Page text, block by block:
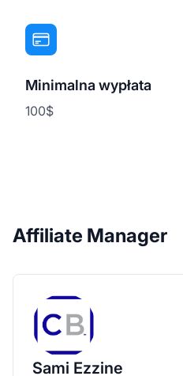
Minimalna wypłata
100$
Affiliate Manager
Sami Ezzine